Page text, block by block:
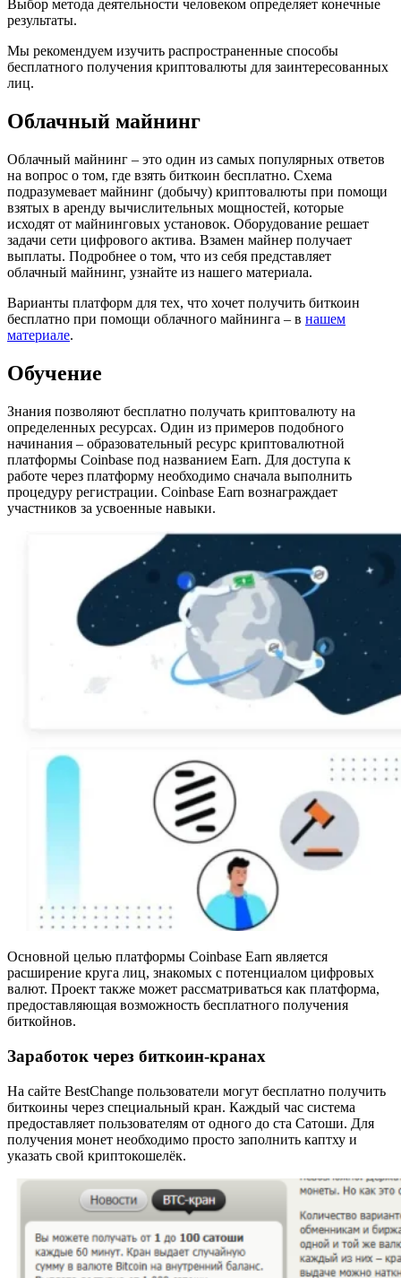
Выбор метода деятельности человеком определяет конечные
результаты.
Мы рекомендуем изучить распространенные способы
бесплатного получения криптовалюты для заинтересованных
лиц.
Облачный майнинг
Облачный майнинг – это один из самых популярных ответов
на вопрос о том, где взять биткоин бесплатно. Схема
подразумевает майнинг (добычу) криптовалюты при помощи
взятых в аренду вычислительных мощностей, которые
исходят от майнинговых установок. Оборудование решает
задачи сети цифрового актива. Взамен майнер получает
выплаты. Подробнее о том, что из себя представляет
облачный майнинг, узнайте из нашего материала.
Варианты платформ для тех, что хочет получить биткоин
бесплатно при помощи облачного майнинга – в нашем
материале.
Обучение
Знания позволяют бесплатно получать криптовалюту на
определенных ресурсах. Один из примеров подобного
начинания – образовательный ресурс криптовалютной
платформы Coinbase под названием Earn. Для доступа к
работе через платформу необходимо сначала выполнить
процедуру регистрации. Coinbase Earn вознаграждает
участников за усвоенные навыки.
Основной целью платформы Coinbase Earn является
расширение круга лиц, знакомых с потенциалом цифровых
валют. Проект также может рассматриваться как платформа,
предоставляющая возможность бесплатного получения
биткойнов.
Заработок через биткоин-кранах
На сайте BestChange пользователи могут бесплатно получить
биткоины через специальный кран. Каждый час система
предоставляет пользователям от одного до ста Сатоши. Для
получения монет необходимо просто заполнить каптху и
указать свой криптокошелёк.